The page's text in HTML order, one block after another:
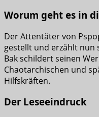
Worum geht es in
Der Attentäter von
gestellt und erzählt nun
Bak schildert seinen
Chaotarchischen und
Hilfskräften.
Der Leseeindruck